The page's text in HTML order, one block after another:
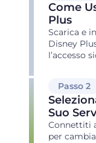
Come
Plus
Scarica e
Disney
l’accesso
Passo 2
Suo
Connettiti
per